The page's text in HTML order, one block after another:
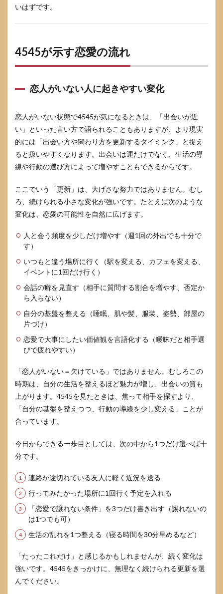
いはずです。
4545が示す恋愛の流れ
恋人がいない人に起きやすい変化
恋人がいない状態で4545が気になるときは、「出会いが近
い」といった言い方で語られることもありますが、より現実
的には「出会い方や関わり方を更新するタイミング」と捉え
ると扱いやすくなります。出会いは運だけでなく、生活の導
線や行動の選び方によって増やすこともできるからです。
ここでいう「更新」は、大げさな努力ではありません。むし
ろ、続けられる小さな変化が強いです。たとえば次のような
変化は、恋愛の可能性を自然に広げます。
人と会う頻度を少しだけ増やす（週1回の外出でも十分で
す）
いつもと違う場所に行く（駅を変える、カフェを変える、
イベントに1回だけ行く）
会話の癖を見直す（相手に質問する割合を増やす、否定か
ら入らない）
自分の基盤を整える（睡眠、肌や髪、服装、姿勢、部屋の
片づけ）
恋愛で大事にしたい価値観を言語化する（曖昧だと相手選
びで疲れやすい）
「恋人がいない＝欠けている」ではありません。むしろこの
時期は、自分の生活を整えるほど魅力が増し、出会いの質も
上がります。4545を見たときは、焦って相手を探すより、
「自分の基盤を整えつつ、行動の導線を少し変える」ことが
合っています。
今日からできる一歩目としては、次の中から1つだけ選べば十
分です。
連絡が途切れている友人に軽く近況を送る
行ってみたかった場所に1回行く予定を入れる
「恋愛で譲れない条件」を3つだけ書き出す（譲れないの
は1つでも可）
生活の乱れを1つ整える（寝る時間を30分早めるなど）
「たったこれだけ」と感じるかもしれませんが、続く変化は
強いです。4545をきっかけに、無理なく続けられる更新を選
んでください。